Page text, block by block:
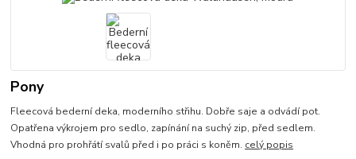
Pony
Fleecová bederní deka, moderního střihu. Dobře saje a odvádí pot.
Opatřena výkrojem pro sedlo, zapínání na suchý zip, před sedlem.
Vhodná pro prohřátí svalů před i po práci s koněm. celý popis